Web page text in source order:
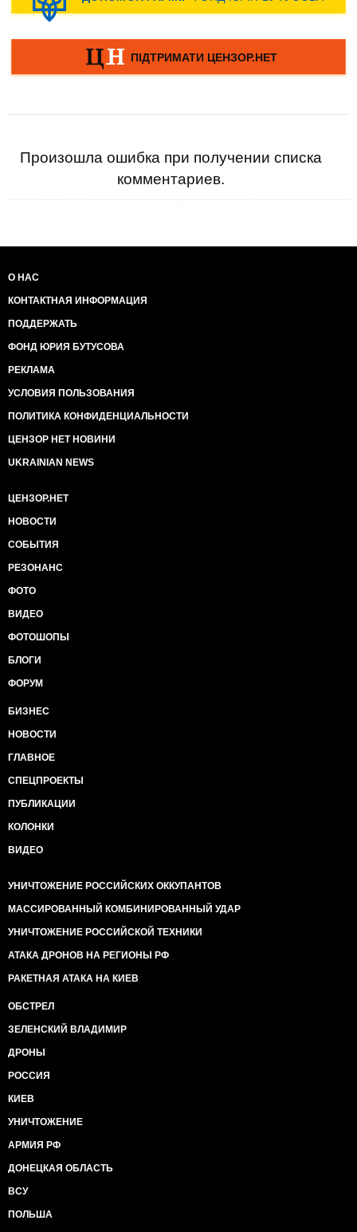
Произошла ошибка при получении списка
комментариев.
О НАС
КОНТАКТНАЯ ИНФОРМАЦИЯ
ПОДДЕРЖАТЬ
ФОНД ЮРИЯ БУТУСОВА
РЕКЛАМА
УСЛОВИЯ ПОЛЬЗОВАНИЯ
ПОЛИТИКА КОНФИДЕНЦИАЛЬНОСТИ
ЦЕНЗОР НЕТ НОВИНИ
UKRAINIAN NEWS
ЦЕНЗОР.НЕТ
НОВОСТИ
СОБЫТИЯ
РЕЗОНАНС
ФОТО
ВИДЕО
ФОТОШОПЫ
БЛОГИ
ФОРУМ
БИЗНЕС
НОВОСТИ
ГЛАВНОЕ
СПЕЦПРОЕКТЫ
ПУБЛИКАЦИИ
КОЛОНКИ
ВИДЕО
УНИЧТОЖЕНИЕ РОССИЙСКИХ ОККУПАНТОВ
МАССИРОВАННЫЙ КОМБИНИРОВАННЫЙ УДАР
УНИЧТОЖЕНИЕ РОССИЙСКОЙ ТЕХНИКИ
АТАКА ДРОНОВ НА РЕГИОНЫ РФ
РАКЕТНАЯ АТАКА НА КИЕВ
ОБСТРЕЛ
ЗЕЛЕНСКИЙ ВЛАДИМИР
ДРОНЫ
РОССИЯ
КИЕВ
УНИЧТОЖЕНИЕ
АРМИЯ РФ
ДОНЕЦКАЯ ОБЛАСТЬ
ВСУ
ПОЛЬША